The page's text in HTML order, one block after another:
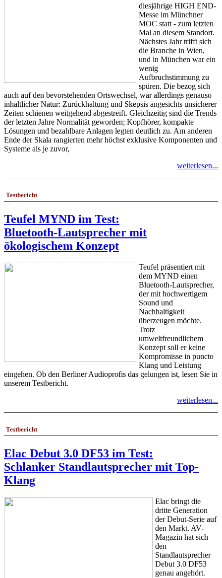
diesjährige HIGH END-
Messe im Münchner
MOC statt - zum letzten
Mal an diesem Standort.
Nächstes Jahr trifft sich
die Branche in Wien,
und in München war ein
wenig
Aufbruchstimmung zu
spüren. Die bezog sich
auch auf den bevorstehenden Ortswechsel, war allerdings genauso
inhaltlicher Natur: Zurückhaltung und Skepsis angesichts unsicherer
Zeiten schienen weitgehend abgestreift. Gleichzeitig sind die Trends
der letzten Jahre Normalität geworden; Kopfhörer, kompakte
Lösungen und bezahlbare Anlagen legten deutlich zu. Am anderen
Ende der Skala rangierten mehr höchst exklusive Komponenten und
Systeme als je zuvor,
weiterlesen...
Testbericht
Teufel MYND im Test:
Bluetooth-Lautsprecher mit
ökologischem Konzept
Teufel präsentiert mit
dem MYND einen
Bluetooth-Lautsprecher,
der mit hochwertigem
Sound und
Nachhaltigkeit
überzeugen möchte.
Trotz
umweltfreundlichem
Konzept soll er keine
Kompromisse in puncto
Klang und Leistung
eingehen. Ob den Berliner Audioprofis das gelungen ist, lesen Sie in
unserem Testbericht.
weiterlesen...
Testbericht
Elac Debut 3.0 DF53 im Test:
Schlanker Standlautsprecher mit Top-
Klang
Elac bringt die
dritte Generation
der Debut-Serie auf
den Markt. AV-
Magazin hat sich
den
Standlautsprecher
Debut 3.0 DF53
genau angehört.